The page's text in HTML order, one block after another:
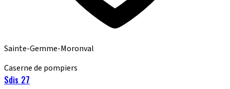
Sainte-Gemme-Moronval
Caserne de pompiers
Sdis 27